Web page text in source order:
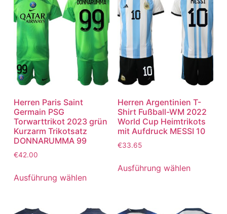
Herren Paris Saint
Germain PSG
Torwarttrikot 2023 grün
Kurzarm Trikotsatz
DONNARUMMA 99
€42.00
Ausführung wählen
Herren Argentinien T-
Shirt Fußball-WM 2022
World Cup Heimtrikots
mit Aufdruck MESSI 10
€33.65
Ausführung wählen